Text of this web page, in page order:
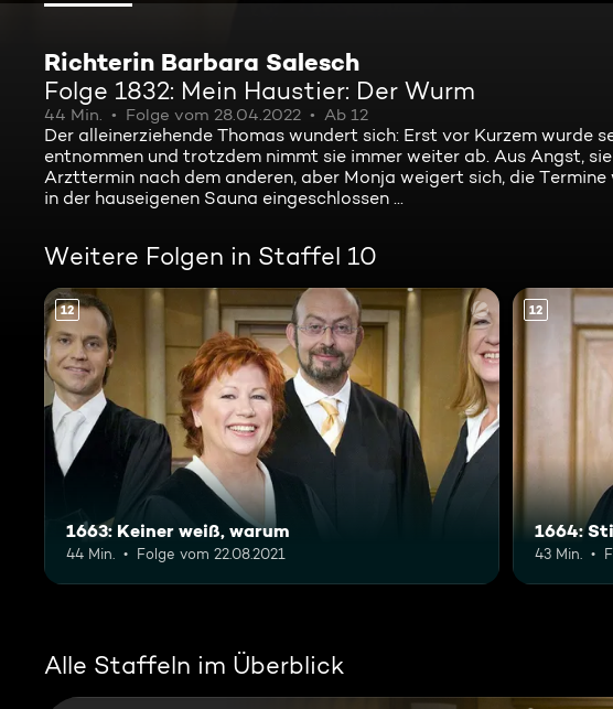
Richterin Barbara Salesch
Folge 1832: Mein Haustier: Der Wurm
44 Min. Folge vom 28.04.2022 Ab 12
Der alleinerziehende Thomas wundert sich: Erst vor Kurzem wurde
entnommen und trotzdem nimmt sie immer weiter ab. Aus Angst,
Arzttermin nach dem anderen, aber Monja weigert sich, die
in der hauseigenen Sauna eingeschlossen ...
Weitere Folgen in Staffel 10
12
1663: Keiner weiß, warum
44 Min. Folge vom 22.08.2021
12
1664:
43 Min.
Alle Staffeln im Überblick